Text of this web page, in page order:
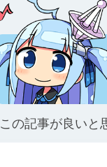
この記事が良いと